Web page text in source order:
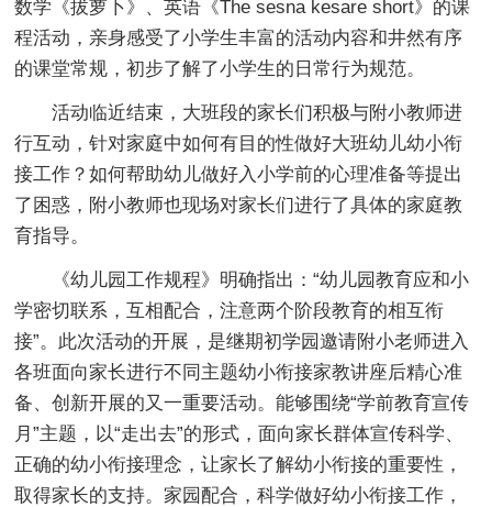
数学《拔萝卜》、英语《The sesna kesare short》的课
程活动，亲身感受了小学生丰富的活动内容和井然有序
的课堂常规，初步了解了小学生的日常行为规范。
活动临近结束，大班段的家长们积极与附小教师进
行互动，针对家庭中如何有目的性做好大班幼儿幼小衔
接工作？如何帮助幼儿做好入小学前的心理准备等提出
了困惑，附小教师也现场对家长们进行了具体的家庭教
育指导。
《幼儿园工作规程》明确指出：“幼儿园教育应和小
学密切联系，互相配合，注意两个阶段教育的相互衔
接”。此次活动的开展，是继期初学园邀请附小老师进入
各班面向家长进行不同主题幼小衔接家教讲座后精心准
备、创新开展的又一重要活动。能够围绕“学前教育宣传
月”主题，以“走出去”的形式，面向家长群体宣传科学、
正确的幼小衔接理念，让家长了解幼小衔接的重要性，
取得家长的支持。家园配合，科学做好幼小衔接工作，